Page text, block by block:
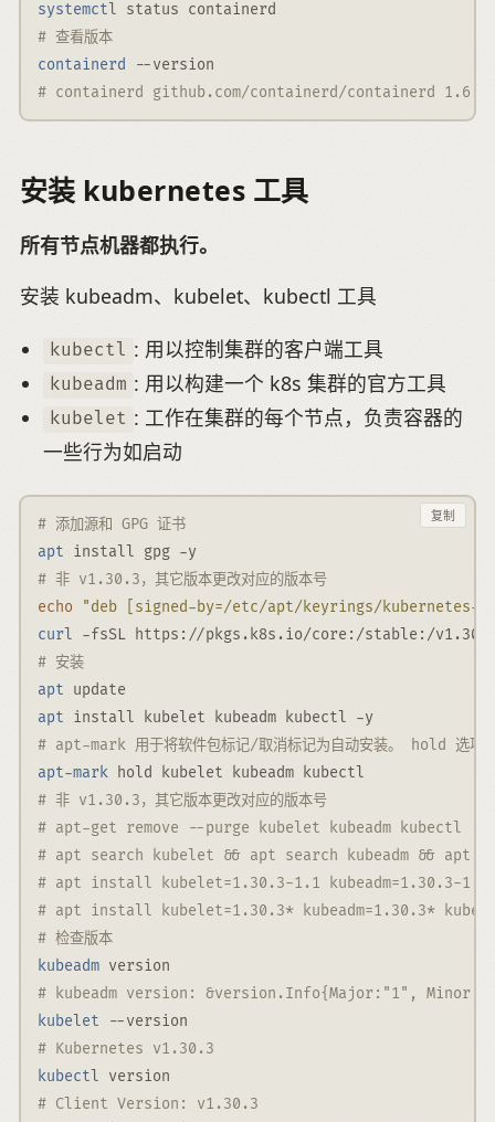
systemctl status containerd
# 查看版本
containerd
--version
# containerd github.com/containerd/containerd
安装 kubernetes 工具
所有节点机器都执行。
安装 kubeadm、kubelet、kubectl 工具
kubectl : 用以控制集群的客户端工具
kubeadm : 用以构建一个 k8s 集群的官方工具
kubelet : 工作在集群的每个节点，负责容器的
一些行为如启动
# 添加源和 GPG 证书
apt install gpg -y
# 非 v1.30.3，其它版本更改对应的版本号
echo
"deb [signed-by=/etc/apt/keyrings/
curl
-fsSL https://pkgs.k8s.io/core:/stable:/v1.30/
# 安装
apt update
apt install kubelet kubeadm kubectl -y
# apt-mark 用于将软件包标记/取消标记为自动安装。 hold 选项用
apt-mark hold kubelet kubeadm kubectl
# 非 v1.30.3，其它版本更改对应的版本号
# apt-get remove --purge kubelet kubeadm kubectl
# apt search kubelet && apt search kubeadm && apt
# apt install kubelet=1.30.3-1.1 kubeadm=1.30.3-
# apt install kubelet=1.30.3* kubeadm=1.30.3*
# 检查版本
kubeadm version
# kubeadm version: &version.Info{Major:"1",
kubelet
--version
# Kubernetes v1.30.3
kubectl version
# Client Version: v1.30.3
复制